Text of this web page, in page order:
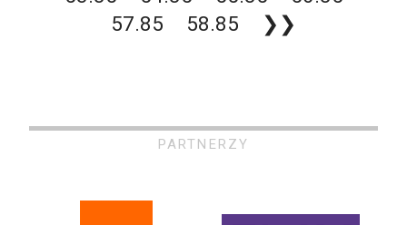
57.85
58.85 ❯❯
PARTNERZY